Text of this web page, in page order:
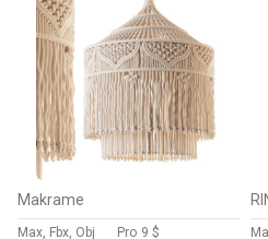
Makrame
Max, Fbx, Obj Pro 9 $